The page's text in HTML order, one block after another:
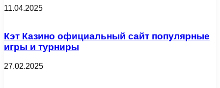
11.04.2025
Кэт Казино официальный сайт популярные
игры и турниры
27.02.2025